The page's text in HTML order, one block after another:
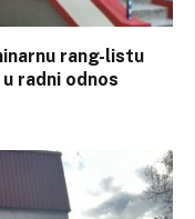
rang-listu
radni odnos